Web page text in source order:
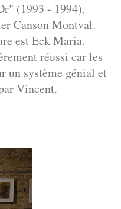
(1993 - 1994),
Canson Montval.
est Eck Maria.
réussi car les
un système génial et
Vincent.